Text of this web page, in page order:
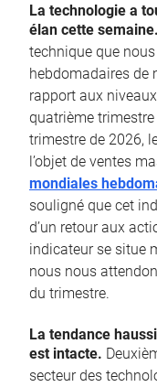
La technologie a
élan cette semaine.
technique que
hebdomadaires de
rapport aux
quatrième
trimestre de 2026,
l’objet de ventes
mondiales
souligné que cet
d’un retour aux
indicateur se situe
nous nous
du trimestre.
La tendance
est intacte.
secteur des